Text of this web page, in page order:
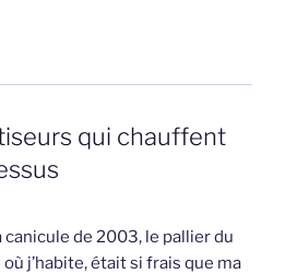
qui chauffent
de 2003, le pallier du
j’habite, était si frais que ma